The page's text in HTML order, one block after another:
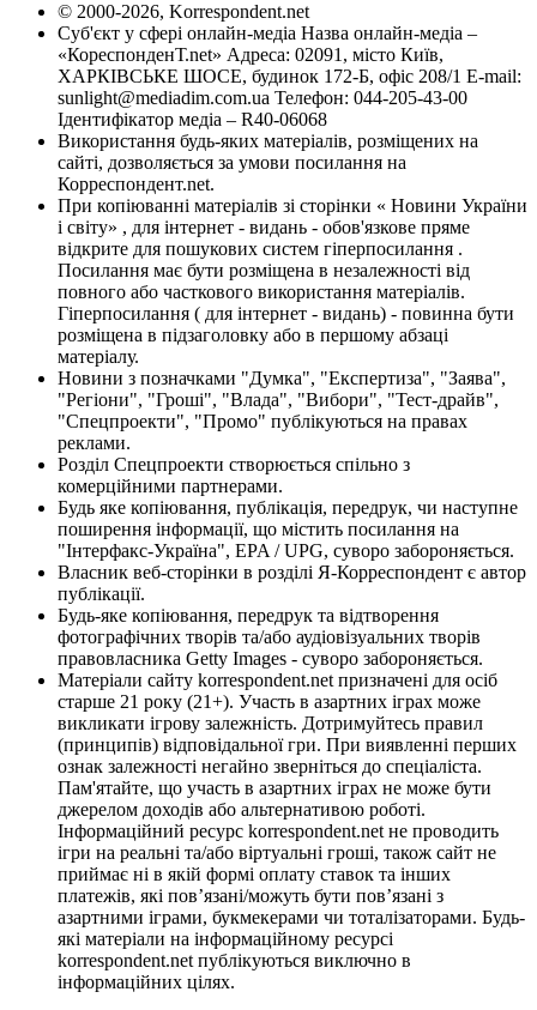
© 2000-2026, Korrespondent.net
Суб'єкт у сфері онлайн-медіа Назва онлайн-медіа –
«КореспонденТ.net» Адреса: 02091, місто Київ,
ХАРКІВСЬКЕ ШОСЕ, будинок 172-Б, офіс 208/1 E-mail:
sunlight@mediadim.com.ua Телефон: 044-205-43-00
Ідентифікатор медіа – R40-06068
Використання будь-яких матеріалів, розміщених на
сайті, дозволяється за умови посилання на
Корреспондент.net.
При копіюванні матеріалів зі сторінки « Новини України
і світу» , для інтернет - видань - обов'язкове пряме
відкрите для пошукових систем гіперпосилання .
Посилання має бути розміщена в незалежності від
повного або часткового використання матеріалів.
Гіперпосилання ( для інтернет - видань) - повинна бути
розміщена в підзаголовку або в першому абзаці
матеріалу.
Новини з позначками "Думка", "Експертиза", "Заява",
"Регіони", "Гроші", "Влада", "Вибори", "Тест-драйв",
"Спецпроекти", "Промо" публікуються на правах
реклами.
Розділ Спецпроекти створюється спільно з
комерційними партнерами.
Будь яке копіювання, публікація, передрук, чи наступне
поширення інформації, що містить посилання на
"Інтерфакс-Україна", EPA / UPG, суворо забороняється.
Власник веб-сторінки в розділі Я-Корреспондент є автор
публікації.
Будь-яке копіювання, передрук та відтворення
фотографічних творів та/або аудіовізуальних творів
правовласника Getty Images - суворо забороняється.
Матеріали сайту korrespondent.net призначені для осіб
старше 21 року (21+). Участь в азартних іграх може
викликати ігрову залежність. Дотримуйтесь правил
(принципів) відповідальної гри. При виявленні перших
ознак залежності негайно зверніться до спеціаліста.
Пам'ятайте, що участь в азартних іграх не може бути
джерелом доходів або альтернативою роботі.
Інформаційний ресурс korrespondent.net не проводить
ігри на реальні та/або віртуальні гроші, також сайт не
приймає ні в якій формі оплату ставок та інших
платежів, які пов’язані/можуть бути пов’язані з
азартними іграми, букмекерами чи тоталізаторами. Будь-
які матеріали на інформаційному ресурсі
korrespondent.net публікуються виключно в
інформаційних цілях.